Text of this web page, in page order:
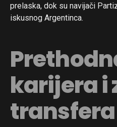
prelaska, dok su navijači
iskusnog Argentinca.
karijera i
transfera